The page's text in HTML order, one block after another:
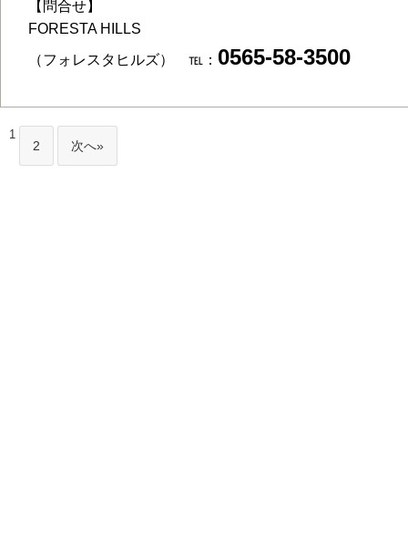
【問合せ】
FORESTA HILLS
（フォレスタヒルズ） ℡： 0565-58-3500
1
2 次へ»